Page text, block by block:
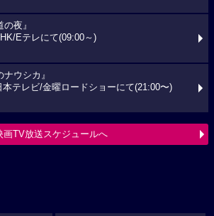
の夜』
Eテレにて(09:00～)
ナウシカ』
本テレビ/金曜ロードショーにて(21:00〜)
画TV放送スケジュールへ